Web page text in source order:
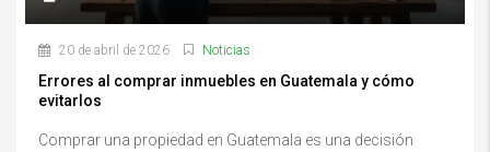
20 de abril de 2026 Noticias
Errores al comprar inmuebles en Guatemala y cómo
evitarlos
Comprar una propiedad en Guatemala es una decisión